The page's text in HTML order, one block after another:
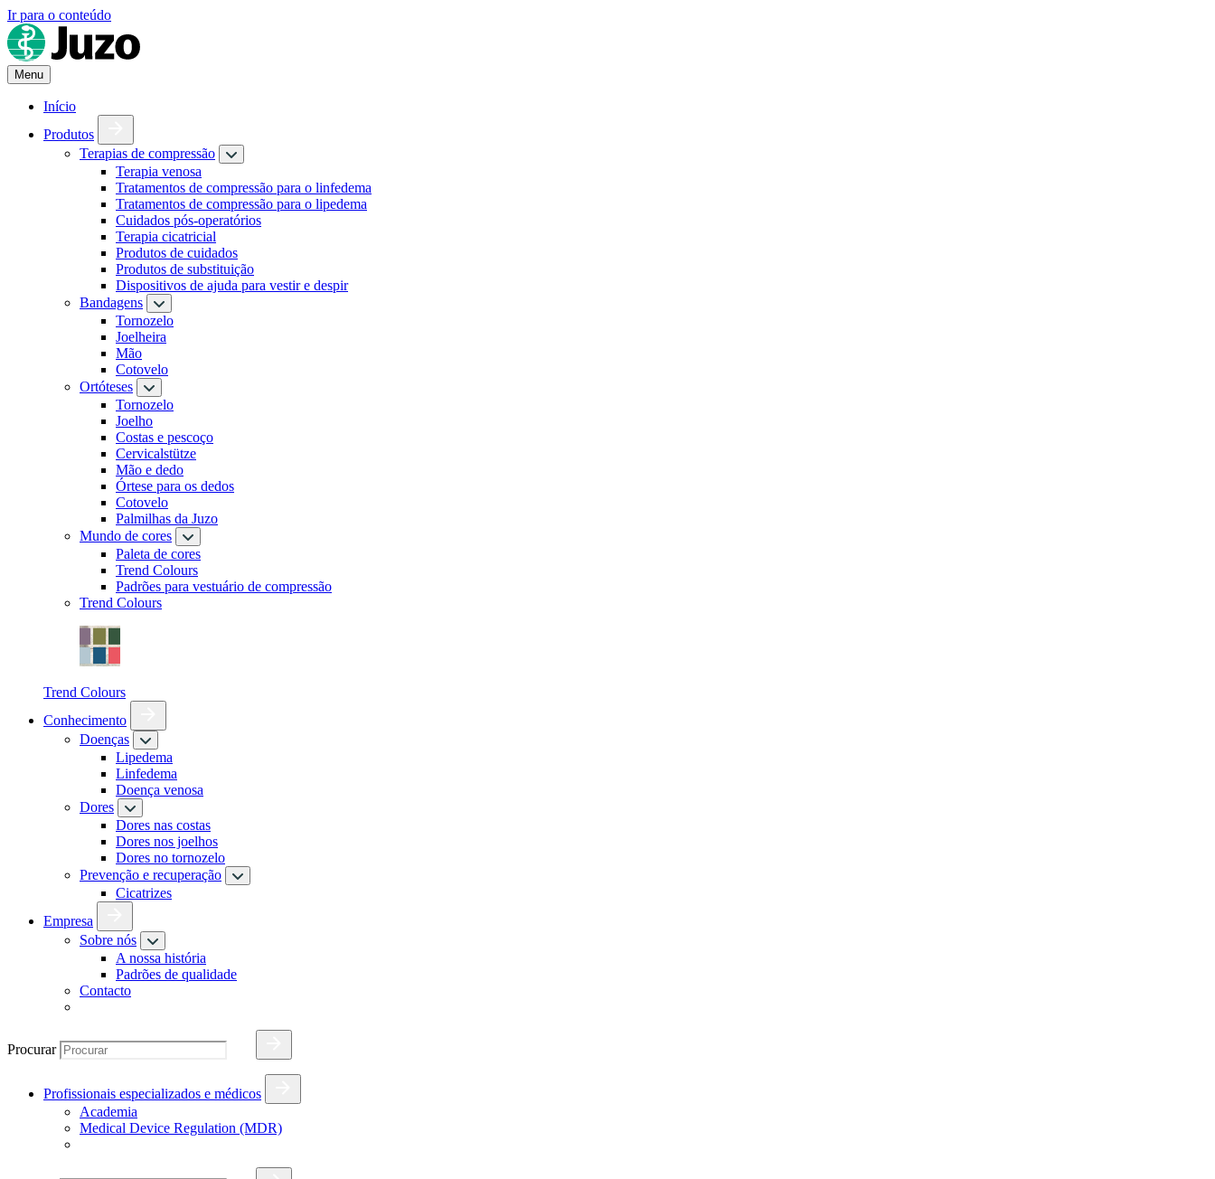
Ir para o conteúdo
Menu
Início
Produtos
Terapias de compressão
Terapia venosa
Tratamentos de compressão para o linfedema
Tratamentos de compressão para o lipedema
Cuidados pós-operatórios
Terapia cicatricial
Produtos de cuidados
Produtos de substituição
Dispositivos de ajuda para vestir e despir
Bandagens
Tornozelo
Joelheira
Mão
Cotovelo
Ortóteses
Tornozelo
Joelho
Costas e pescoço
Cervicalstütze
Mão e dedo
Órtese para os dedos
Cotovelo
Palmilhas da Juzo
Mundo de cores
Paleta de cores
Trend Colours
Padrões para vestuário de compressão
Trend Colours
Trend Colours
Conhecimento
Doenças
Lipedema
Linfedema
Doença venosa
Dores
Dores nas costas
Dores nos joelhos
Dores no tornozelo
Prevenção e recuperação
Cicatrizes
Empresa
Sobre nós
A nossa história
Padrões de qualidade
Contacto
Procurar
Profissionais especializados e médicos
Academia
Medical Device Regulation (MDR)